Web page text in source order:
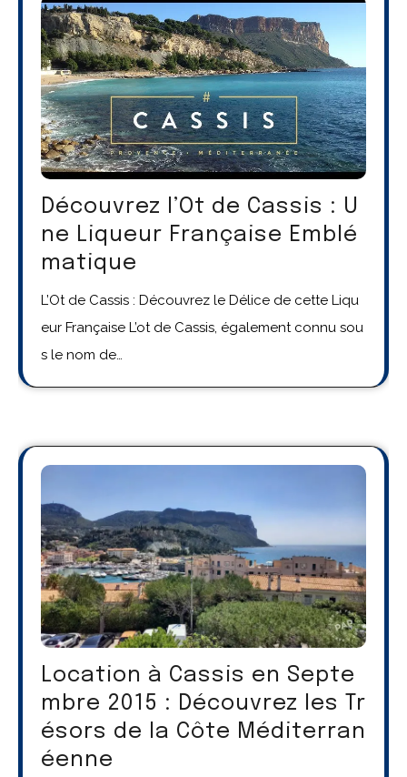
Découvrez l’Ot de Cassis : U
ne Liqueur Française Emblé
matique
L’Ot de Cassis : Découvrez le Délice de cette Liqu
eur Française L’ot de Cassis, également connu sou
s le nom de…
Location à Cassis en Septe
mbre 2015 : Découvrez les Tr
ésors de la Côte Méditerran
éenne